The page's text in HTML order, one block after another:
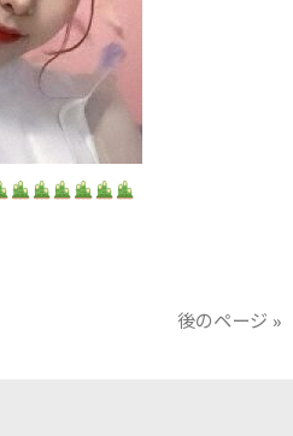
後のページ »